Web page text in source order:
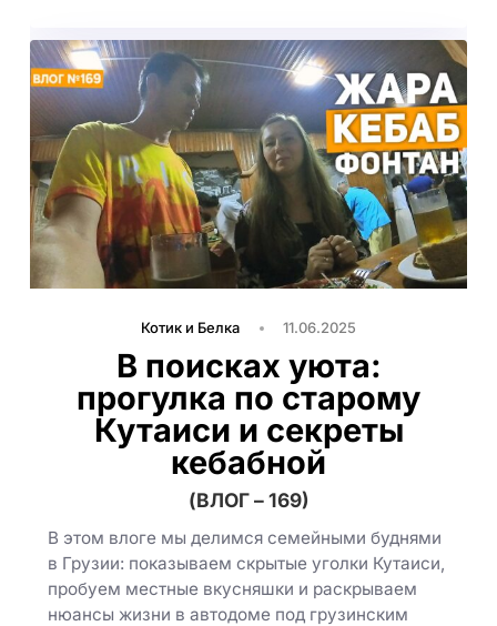
Котик и Белка 11.06.2025
В поисках уюта:
прогулка по старому
Кутаиси и секреты
кебабной
(ВЛОГ – 169)
В этом влоге мы делимся семейными буднями
в Грузии: показываем скрытые уголки Кутаиси,
пробуем местные вкусняшки и раскрываем
нюансы жизни в автодоме под грузинским